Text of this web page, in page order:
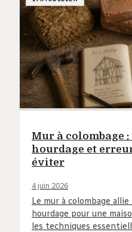
Mur à colombage
hourdage et
éviter
4 juin 2026
Le mur à colombage
hourdage pour une
les techniques